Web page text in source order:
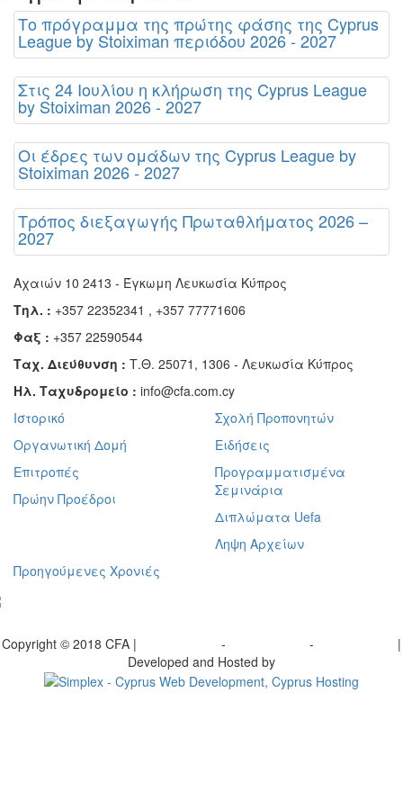
Το πρόγραμμα της πρώτης φάσης της Cyprus
League by Stoiximan περιόδου 2026 - 2027
Στις 24 Ιουλίου η κλήρωση της Cyprus League
by Stoiximan 2026 - 2027
Οι έδρες των ομάδων της Cyprus League by
Stoiximan 2026 - 2027
Τρόπος διεξαγωγής Πρωταθλήματος 2026 –
2027
Αχαιών 10 2413 - Έγκωμη Λευκωσία Κύπρος
Τηλ. : +357 22352341 , +357 77771606
Φαξ : +357 22590544
Ταχ. Διεύθυνση : Τ.Θ. 25071, 1306 - Λευκωσία Κύπρος
Ηλ. Ταχυδρομείο : info@cfa.com.cy
Ιστορικό
Οργανωτική Δομή
Επιτροπές
Πρώην Προέδροι
Σχολή Προπονητών
Ειδήσεις
Προγραμματισμένα
Σεμινάρια
Διπλώματα Uefa
Ληψη Αρχείων
Προηγούμενες Χρονιές
Copyright © 2018 CFA | - -
|
Developed and Hosted by